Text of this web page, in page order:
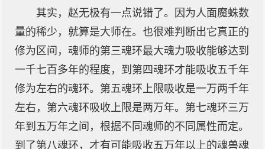
其实，赵无极有一点说错了。因为人面魔蛛数
量的稀少，就算是大师在。也很难判断出它真正的
修为区间，魂师的第三魂环最大魂力吸收能够达到
一千七百多年的程度，到第四魂环才能吸收五千年
修为左右的魂环。第五魂环上限吸收是一万两千年
左右，第六魂环吸收上限是两万年。第七魂环三万
年到五万年之间，根据不同魂师的不同属性而定。
到了第八魂环，才有可能吸收五万年以上的魂兽魂